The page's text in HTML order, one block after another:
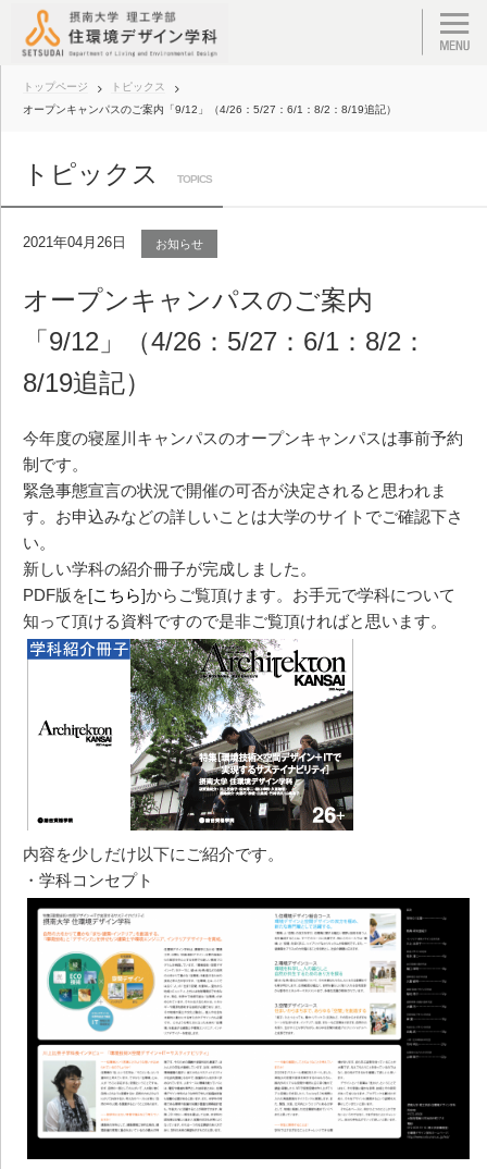
トップページ
トピックス
オープンキャンパスのご案内「9/12」（4/26：5/27：6/1：8/2：8/19追記）
トピックス TOPICS
2021年04月26日 お知らせ
オープンキャンパスのご案内
「9/12」（4/26：5/27：6/1：8/2：
8/19追記）
今年度の寝屋川キャンパスのオープンキャンパスは事前予約
制です。
緊急事態宣言の状況で開催の可否が決定されると思われま
す。お申込みなどの詳しいことは大学のサイトでご確認下さ
い。
新しい学科の紹介冊子が完成しました。
PDF版を[こちら]からご覧頂けます。お手元で学科について
知って頂ける資料ですので是非ご覧頂ければと思います。
内容を少しだけ以下にご紹介です。
・学科コンセプト